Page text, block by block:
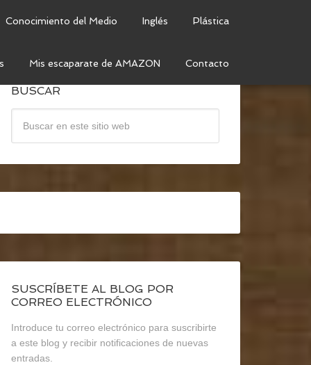
Conocimiento del Medio Inglés Plástica
Mis escaparate de AMAZON Contacto
BUSCAR
SUSCRÍBETE AL BLOG POR
CORREO ELECTRÓNICO
Introduce tu correo electrónico para suscribirte
a este blog y recibir notificaciones de nuevas
entradas.